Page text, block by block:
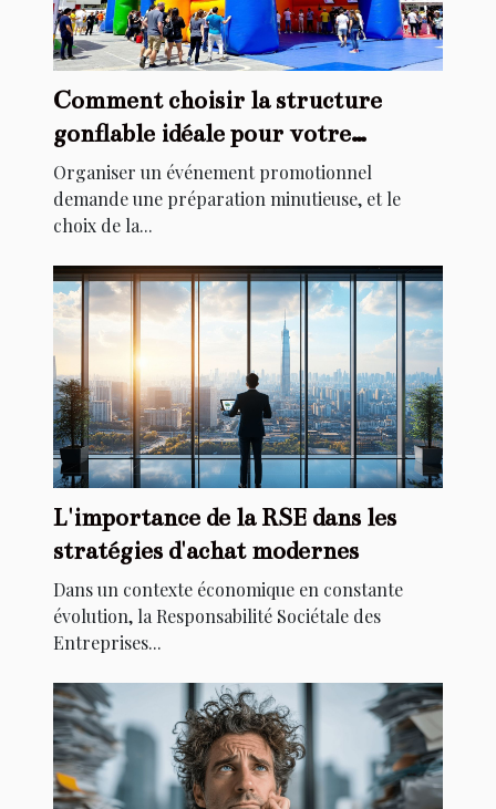
Comment choisir la structure
gonflable idéale pour votre
événement promotionnel
Organiser un événement promotionnel
demande une préparation minutieuse, et le
choix de la...
L'importance de la RSE dans les
stratégies d'achat modernes
Dans un contexte économique en constante
évolution, la Responsabilité Sociétale des
Entreprises...